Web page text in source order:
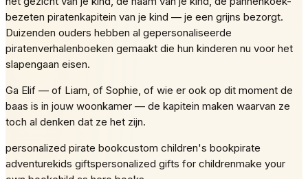
bezeten piratenkapitein van je kind — je een grijns bezorgt.
Duizenden ouders hebben al gepersonaliseerde
piratenverhalenboeken gemaakt die hun kinderen nu voor het
slapengaan eisen.
Ga Elif — of Liam, of Sophie, of wie er ook op dit moment de
baas is in jouw woonkamer — de kapitein maken waarvan ze
toch al denken dat ze het zijn.
personalized pirate bookcustom children's bookpirate
adventurekids giftspersonalized gifts for childrenmake your